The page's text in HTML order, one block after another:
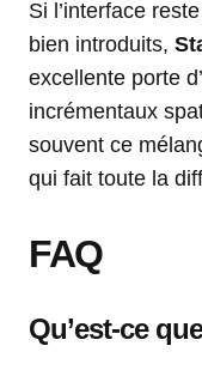
Si l’interface
bien introduits,
excellente porte
incrémentaux
souvent ce
qui fait toute la
FAQ
Qu’est-ce